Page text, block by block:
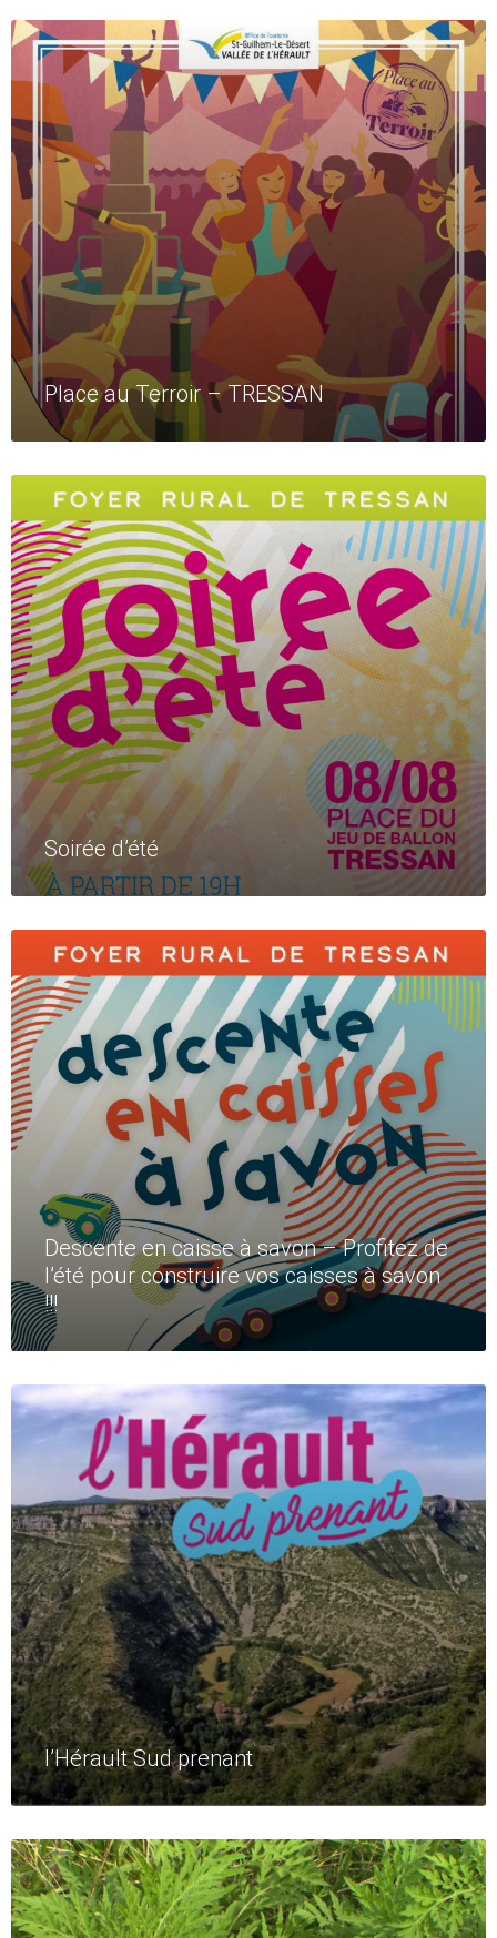
Place au Terroir – TRESSAN
Read
More
Soirée d’été
Read
Descente en caisse à savon – Profitez de
l’été pour construire vos caisses à savon
!!!
Read
l’Hérault Sud prenant
Read
More
Read
More